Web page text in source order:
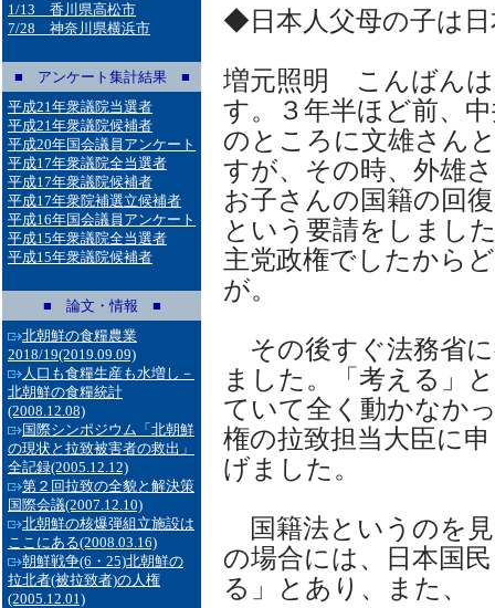
1/13 香川県高松市
7/28 神奈川県横浜市
■ アンケート集計結果 ■
平成21年衆議院当選者
平成21年衆議院候補者
平成20年国会議員アンケート
平成17年衆議院全当選者
平成17年衆議院候補者
平成17年衆院補選立候補者
平成16年国会議員アンケート
平成15年衆議院全当選者
平成15年衆議院候補者
■ 論文・情報 ■
北朝鮮の食糧農業
2018/19(2019.09.09)
人口も食糧生産も水増し－
北朝鮮の食糧統計
(2008.12.08)
国際シンポジウム「北朝鮮
の現状と拉致被害者の救出」
全記録(2005.12.12)
第２回拉致の全貌と解決策
国際会議(2007.12.10)
北朝鮮の核爆弾組立施設は
ここにある(2008.03.16)
朝鮮戦争(6・25)北朝鮮の
拉北者(被拉致者)の人権
(2005.12.01)
◆日本人父母の子は日
増元照明 こんばん
す。３年半ほど前、
のところに文雄さん
すが、その時、外雄
お子さんの国籍の回
という要請をしまし
主党政権でしたから
が。
その後すぐ法務省
ました。「考える」
ていて全く動かなか
権の拉致担当大臣に
げました。
国籍法というのを
の場合には、日本国
る」とあり、また、